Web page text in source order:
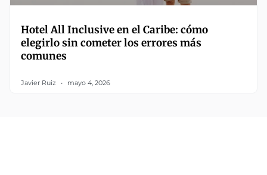
Hotel All Inclusive en el Caribe: cómo
elegirlo sin cometer los errores más
comunes
Javier Ruiz mayo 4, 2026